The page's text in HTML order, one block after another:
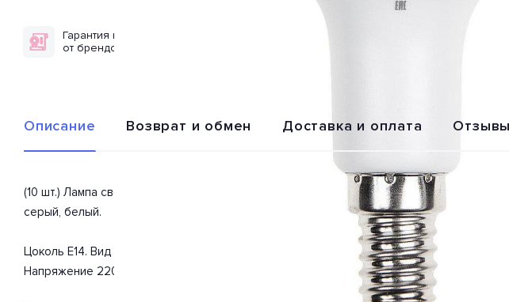
Гарантия качества
от брендов
Описание Возврат и обмен Доставка и оплата Отзывы
(10 шт.) Лампа светодиодная 1037046A из серии «PLED-ECO-R50» от производителя
серый, белый.
Цоколь E14. Вид ламп: светодиодная. Изделие выполнено в форме «грибок». Мощность
Напряжение 220-240 Вольт. Поток света 400 Люмен.